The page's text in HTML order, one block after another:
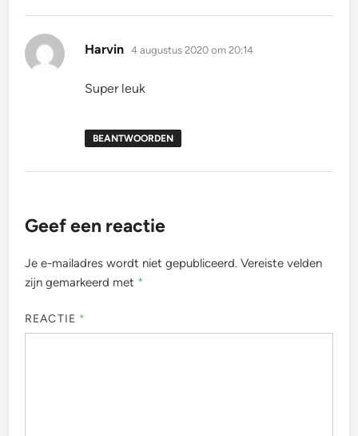
Harvin schreef:
4 augustus 2020 om 20:14
Super leuk
BEANTWOORDEN
Geef een reactie
Je e-mailadres wordt niet gepubliceerd. Vereiste velden
zijn gemarkeerd met *
REACTIE *